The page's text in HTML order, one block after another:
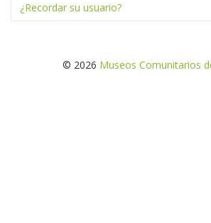
¿Recordar su usuario?
© 2026 Museos Comunitarios